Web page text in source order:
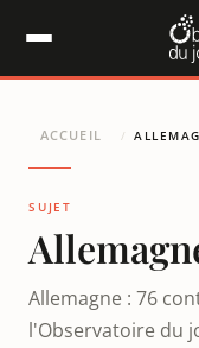
ACCUEIL /
SUJET
Allemagne : 76
l'Observatoire du
Panneau de gestion